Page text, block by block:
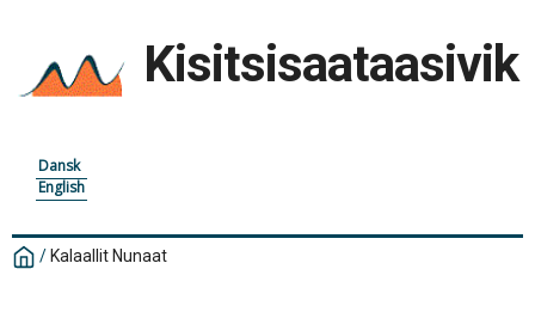
Kisitsisaataasivik
Dansk
English
/ Kalaallit Nunaat